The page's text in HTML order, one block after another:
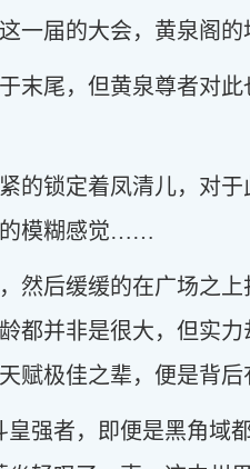
一届的大会，黄泉阁的
末尾，但黄泉尊者对
的锁定着凤清儿，对
的模糊感觉……
然后缓缓的在广场之
都并非是很大，但实
赋极佳之辈，便是背后
皇强者，即便是黑角域